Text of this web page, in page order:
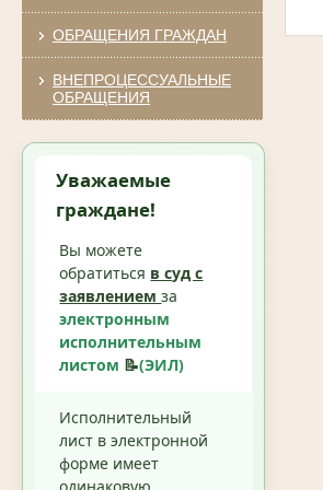
ОБРАЩЕНИЯ ГРАЖДАН
ВНЕПРОЦЕССУАЛЬНЫЕ
ОБРАЩЕНИЯ
Уважаемые
граждане!
Вы можете
обратиться в суд с
заявлениемза
электронным
исполнительным
листом 📝(ЭИЛ)
Исполнительный
лист в электронной
форме имеет